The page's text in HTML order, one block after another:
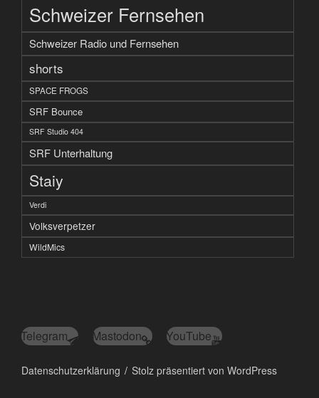
Schweizer Fernsehen
Schweizer Radio und Fernsehen
shorts
SPACE FROGS
SRF Bounce
SRF Studio 404
SRF Unterhaltung
Staiy
Verdi
Volksverpetzer
WildMics
Telegram Mastodon YouTube
Datenschutzerklärung Stolz präsentiert von WordPress